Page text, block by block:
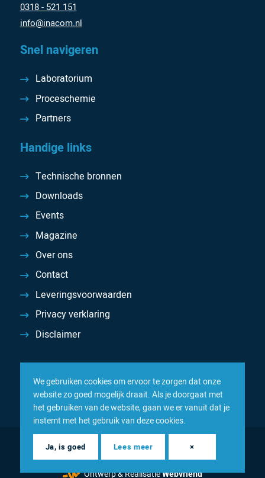
0318 - 521 151
info@inacom.nl
Snel navigeren
Laboratorium
Proceschemie
Partners
Handige links
Technische bronnen
Downloads
Events
Magazine
Over ons
Contact
Leveringsvoorwaarden
Privacy verklaring
Disclaimer
© 2026 Inacom — Sterk in spareparts, consumables en
componenten
Ontwerp & RealisatieWebvriend
We gebruiken cookies om ervoor te zorgen dat onze
website zo goed mogelijk draait. Als je doorgaat met
het gebruiken van de website, gaan we er vanuit dat je
instemt met het gebruik van deze cookies.
Ja, is goed Lees meer ×